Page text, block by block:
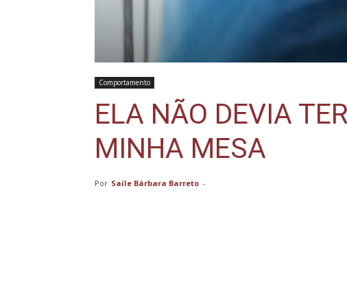
Comportamento
ELA NÃO DEVIA
MINHA MESA
Por Saíle Bárbara Barreto -